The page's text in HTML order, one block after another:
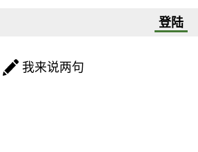
登陆
我来说两句